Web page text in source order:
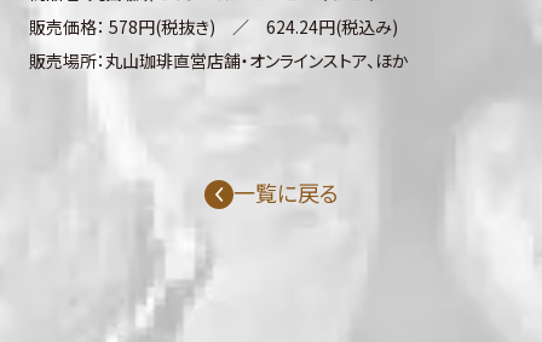
販売価格： 578円(税抜き) ／ 624.24円(税込み)
販売場所：丸山珈琲直営店舗・オンラインストア、ほか
一覧に戻る